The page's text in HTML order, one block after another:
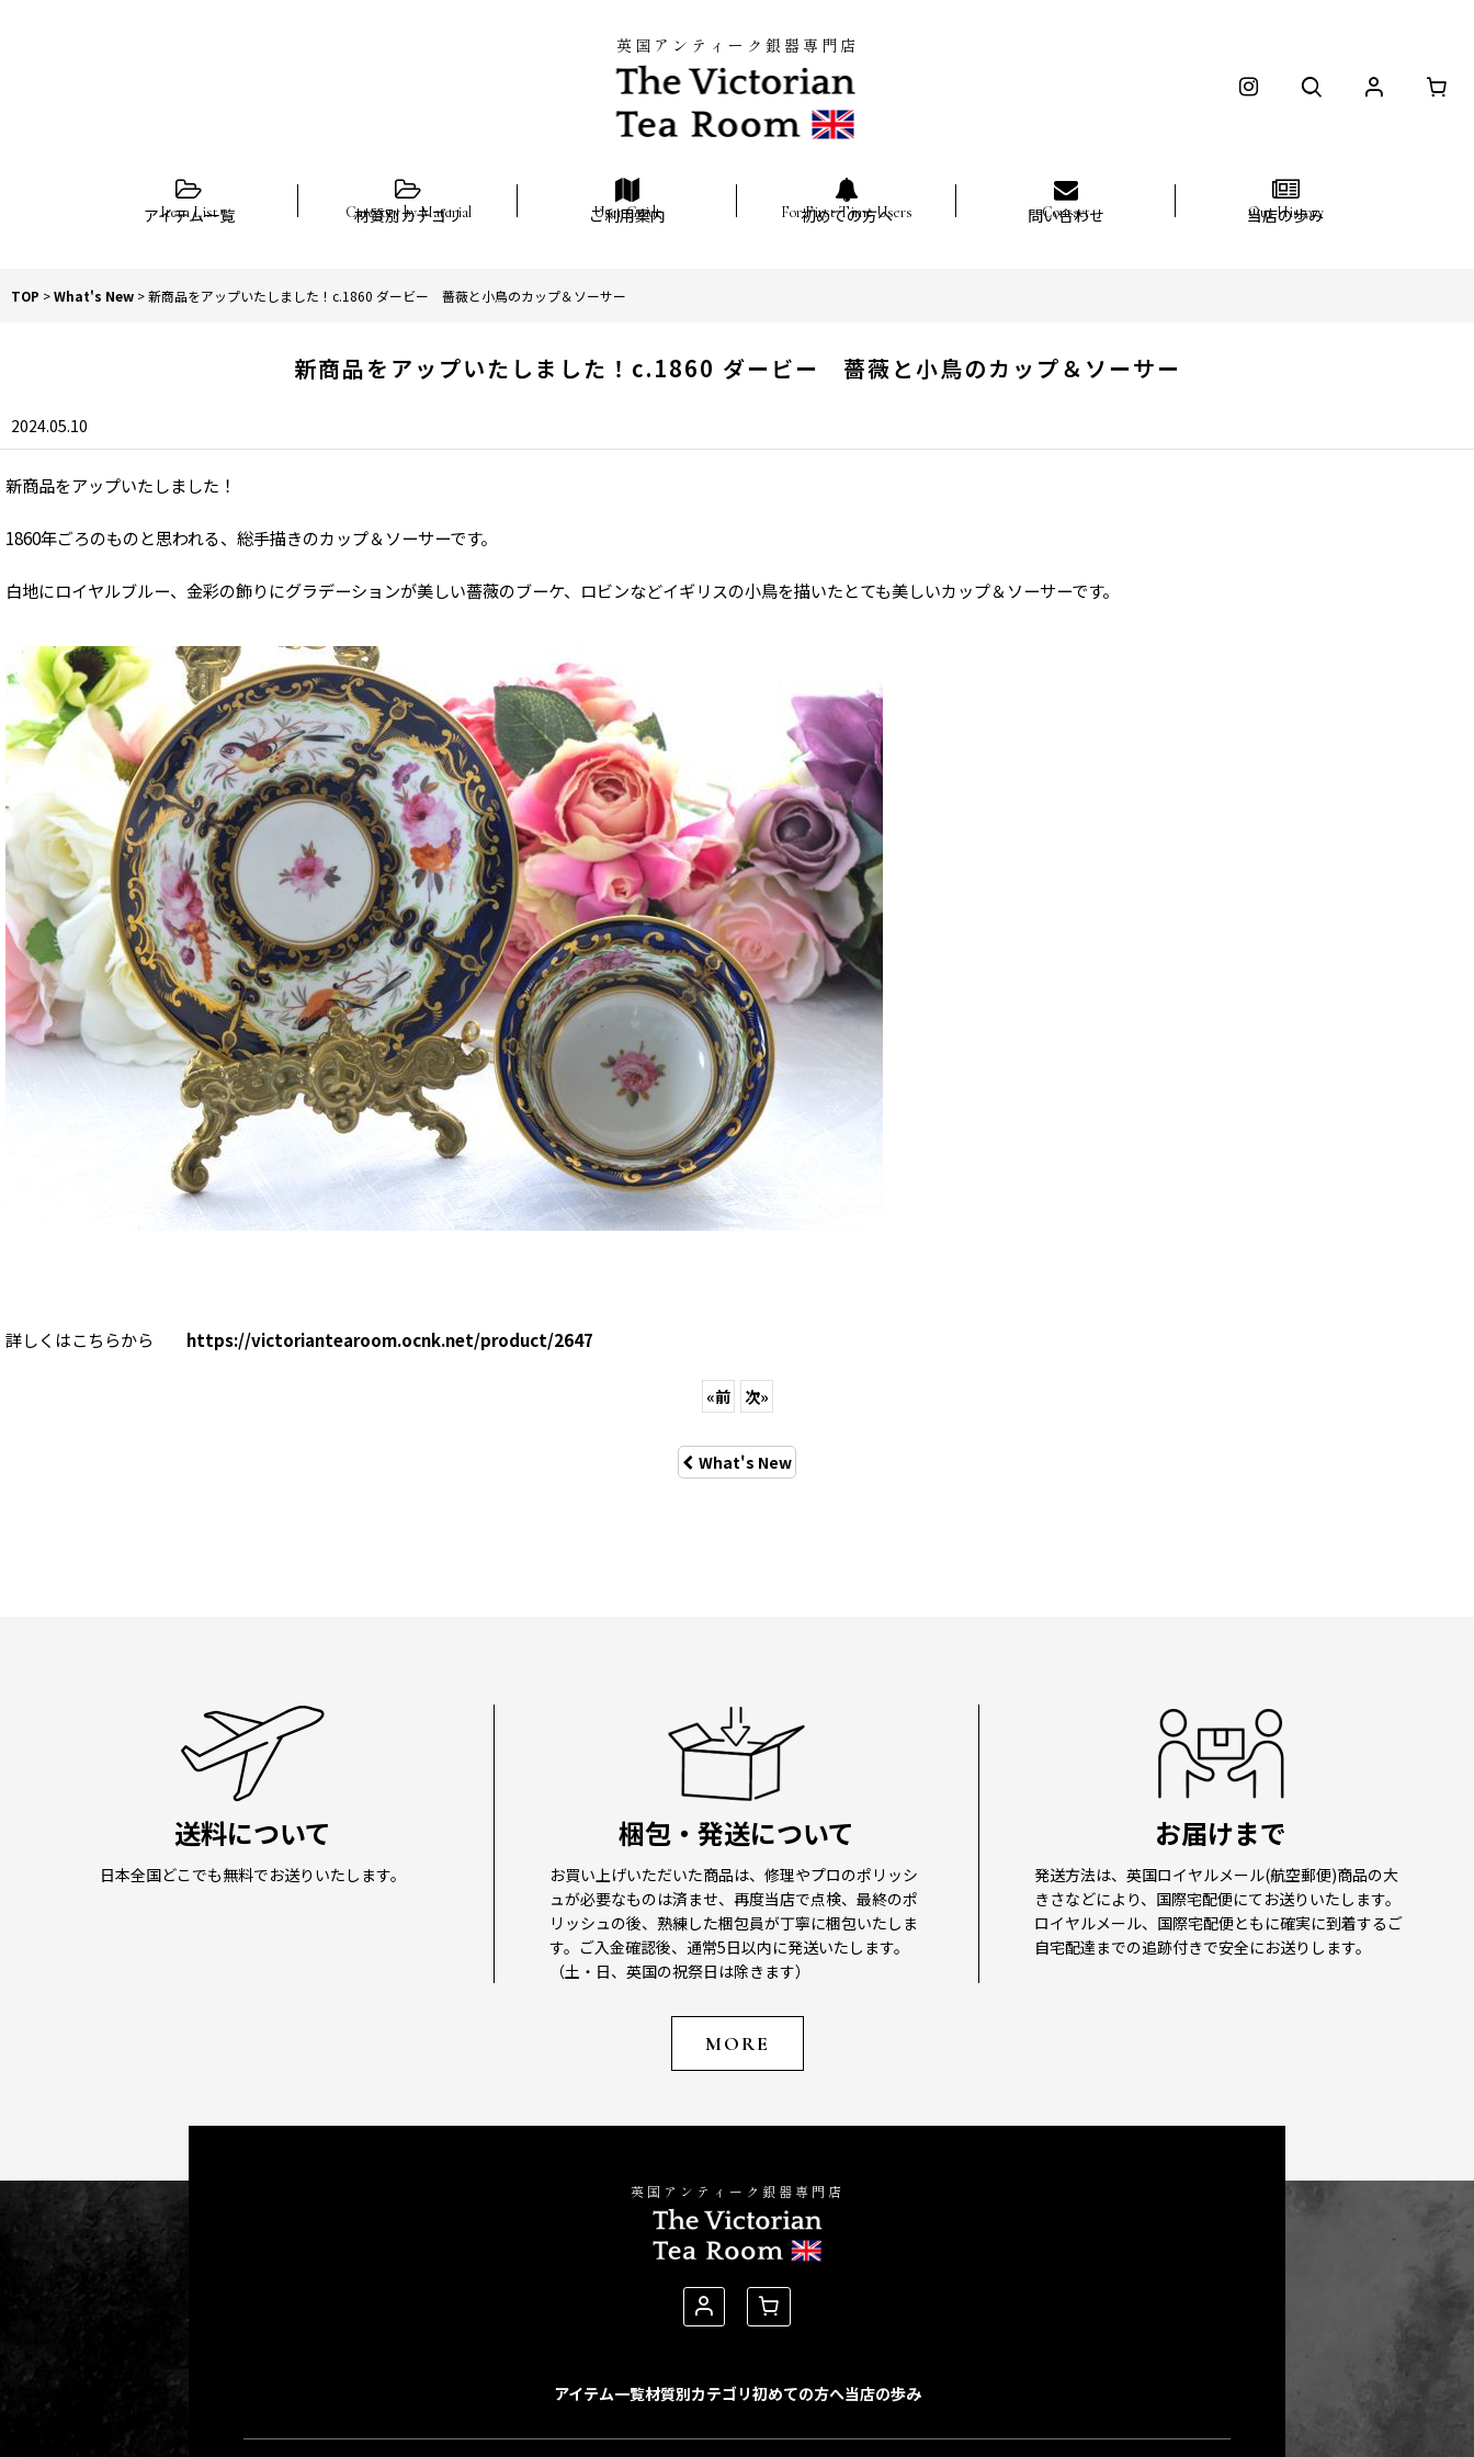
英国アンティーク銀器専門店
アイテム一覧 材質別カテゴリ ご利用案内 初めての方へ 問い合わせ 当店の歩み
TOP >What's New >新商品をアップいたしました！c.1860 ダービー 薔薇と小鳥のカップ＆ソーサー
新商品をアップいたしました！c.1860 ダービー 薔薇と小鳥のカップ＆ソーサー
2024.05.10
新商品をアップいたしました！
1860年ごろのものと思われる、総手描きのカップ＆ソーサーです。
白地にロイヤルブルー、金彩の飾りにグラデーションが美しい薔薇のブーケ、ロビンなどイギリスの小鳥を描いたとても美しいカップ＆ソーサーです。
詳しくはこちらから https://victoriantearoom.ocnk.net/product/2647
«前 次»
What's New
送料について
日本全国どこでも無料でお送りいたします。
梱包・発送について
お買い上げいただいた商品は、修理やプロのポリッシ
ュが必要なものは済ませ、再度当店で点検、最終のポ
リッシュの後、熟練した梱包員が丁寧に梱包いたしま
す。ご入金確認後、通常5日以内に発送いたします。
（土・日、英国の祝祭日は除きます）
お届けまで
発送方法は、英国ロイヤルメール(航空郵便)商品の大
きさなどにより、国際宅配便にてお送りいたします。
ロイヤルメール、国際宅配便ともに確実に到着するご
自宅配達までの追跡付きで安全にお送りします。
MORE
英国アンティーク銀器専門店
アイテム一覧材質別カテゴリ初めての方へ当店の歩み